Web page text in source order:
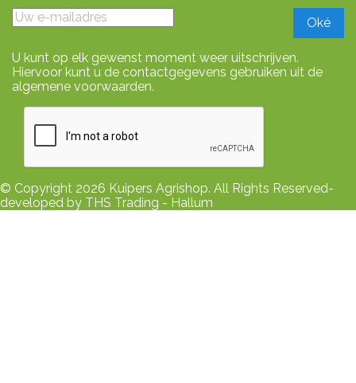
U kunt op elk gewenst moment weer uitschrijven.
Hiervoor kunt u de contactgegevens gebruiken uit de
algemene voorwaarden.
© Copyright 2026 Kuipers Agrishop. All Rights Reserved-
developed by THS Trading - Hallum